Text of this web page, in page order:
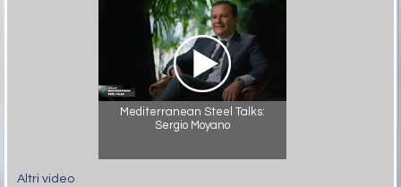
Mediterranean Steel Talks:
Sergio Moyano
Altri video